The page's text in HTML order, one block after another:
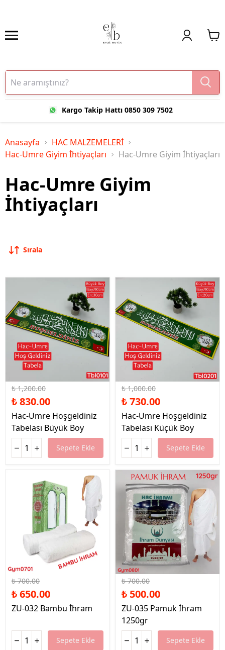
Kargo Takip Hattı 0850 309 7502
Anasayfa
HAC MALZEMELERİ
Hac-Umre Giyim İhtiyaçları
Hac-Umre Giyim İhtiyaçları
Hac-Umre Giyim
İhtiyaçları
Sırala
₺ 1,200.00
₺ 830.00
Hac-Umre Hoşgeldiniz
Tabelası Büyük Boy
Sepete Ekle
₺ 1,000.00
₺ 730.00
Hac-Umre Hoşgeldiniz
Tabelası Küçük Boy
Sepete Ekle
%7 İndirim
₺ 700.00
₺ 650.00
ZU-032 Bambu İhram
Sepete Ekle
%29 İndirim
₺ 700.00
₺ 500.00
ZU-035 Pamuk İhram
1250gr
Sepete Ekle